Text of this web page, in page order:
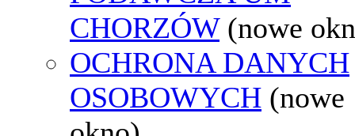
CHORZÓW (nowe
OCHRONA DANYCH
OSOBOWYCH (nowe